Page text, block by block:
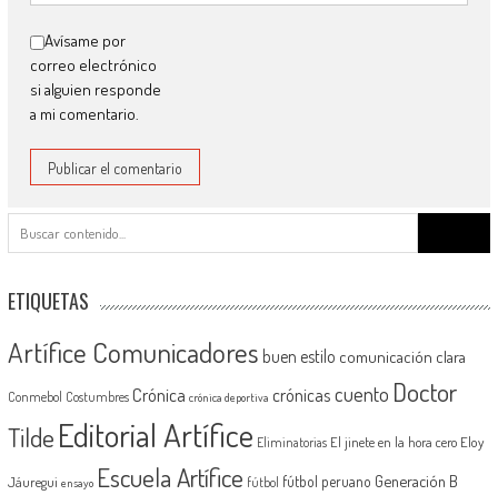
Avísame por
correo electrónico
si alguien responde
a mi comentario.
ETIQUETAS
Artífice Comunicadores buen estilo comunicación clara
Conmebol Costumbres Crónica crónica deportiva crónicascuento Doctor
Tilde Editorial Artífice Eliminatorias El jinete en la hora cero Eloy
Jáuregui ensayo Escuela Artífice fútbol fútbol peruano Generación B